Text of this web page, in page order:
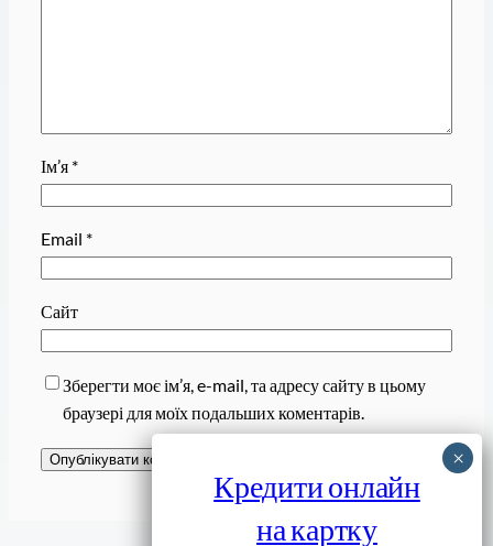
Ім’я *
Email *
Сайт
Зберегти моє ім’я, e-mail, та адресу сайту в цьому
браузері для моїх подальших коментарів.
Завантажити
Кредити онлайн
на картку